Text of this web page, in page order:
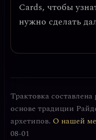
Cards, чтобы
нужно сделать
Трактовка
основе традиции
архетипов. О нашей
08-01